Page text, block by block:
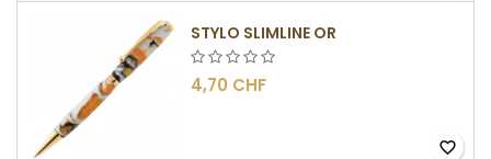
STYLO SLIMLINE OR
4,70 CHF
favorite_border